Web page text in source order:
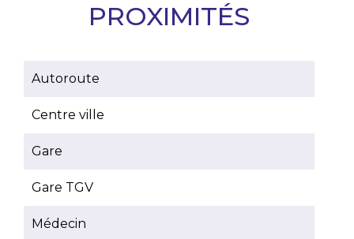
PROXIMITÉS
Autoroute
Centre ville
Gare
Gare TGV
Médecin